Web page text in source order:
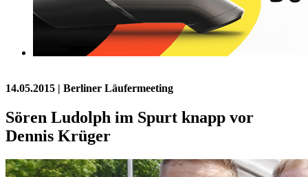
14.05.2015 | Berliner Läufermeeting
Sören Ludolph im Spurt knapp vor
Dennis Krüger